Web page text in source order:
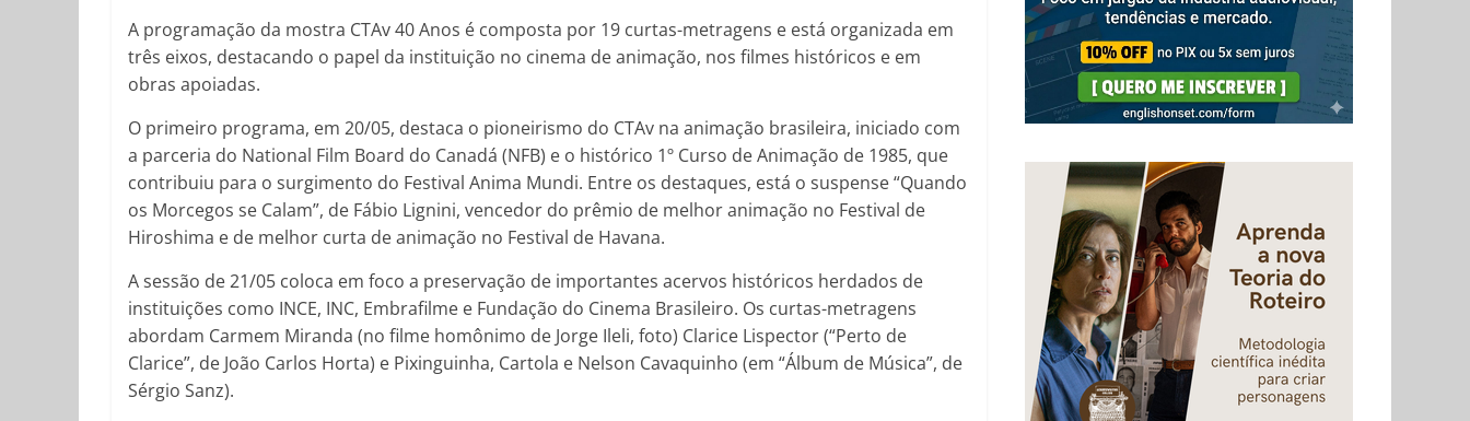
A programação da mostra CTAv 40 Anos é composta por 19 curtas-metragens e está organizada em
três eixos, destacando o papel da instituição no cinema de animação, nos filmes históricos e em
obras apoiadas.
O primeiro programa, em 20/05, destaca o pioneirismo do CTAv na animação brasileira, iniciado com
a parceria do National Film Board do Canadá (NFB) e o histórico 1º Curso de Animação de 1985, que
contribuiu para o surgimento do Festival Anima Mundi. Entre os destaques, está o suspense “Quando
os Morcegos se Calam”, de Fábio Lignini, vencedor do prêmio de melhor animação no Festival de
Hiroshima e de melhor curta de animação no Festival de Havana.
A sessão de 21/05 coloca em foco a preservação de importantes acervos históricos herdados de
instituições como INCE, INC, Embrafilme e Fundação do Cinema Brasileiro. Os curtas-metragens
abordam Carmem Miranda (no filme homônimo de Jorge Ileli, foto) Clarice Lispector (“Perto de
Clarice”, de João Carlos Horta) e Pixinguinha, Cartola e Nelson Cavaquinho (em “Álbum de Música”, de
Sérgio Sanz).